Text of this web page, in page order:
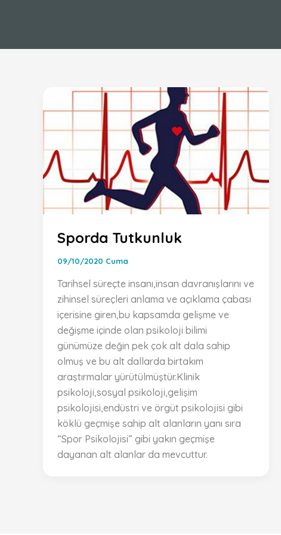
Sporda Tutkunluk
09/10/2020 Cuma
Tarihsel süreçte insanı,insan davranışlarını ve
zihinsel süreçleri anlama ve açıklama çabası
içerisine giren,bu kapsamda gelişme ve
değişme içinde olan psikoloji bilimi
günümüze değin pek çok alt dala sahip
olmuş ve bu alt dallarda birtakım
araştırmalar yürütülmüştür.Klinik
psikoloji,sosyal psikoloji,gelişim
psikolojisi,endüstri ve örgüt psikolojisi gibi
köklü geçmişe sahip alt alanların yanı sıra
“Spor Psikolojisi” gibi yakın geçmişe
dayanan alt alanlar da mevcuttur.